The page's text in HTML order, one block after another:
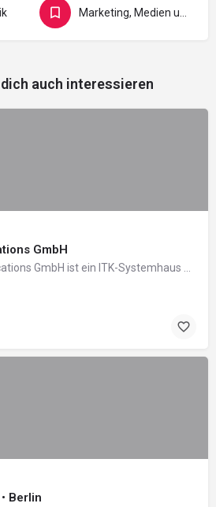
auch interessieren
GmbH
Berlin